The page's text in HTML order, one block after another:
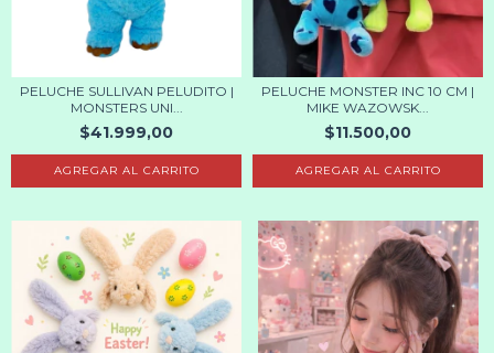
PELUCHE SULLIVAN PELUDITO |
MONSTERS UNI...
$41.999,00
AGREGAR AL CARRITO
PELUCHE MONSTER INC 10 CM |
MIKE WAZOWSK...
$11.500,00
AGREGAR AL CARRITO